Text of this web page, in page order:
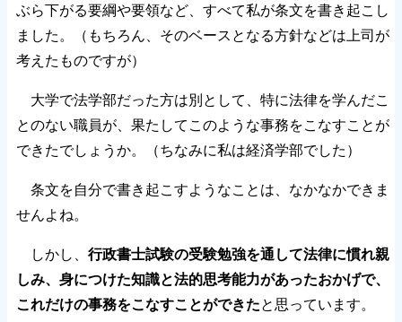
ぶら下がる要綱や要領など、すべて私が条文を書き起こし
ました。（もちろん、そのベースとなる方針などは上司が
考えたものですが）
大学で法学部だった方は別として、特に法律を学んだこ
とのない職員が、果たしてこのような事務をこなすことが
できたでしょうか。（ちなみに私は経済学部でした）
条文を自分で書き起こすようなことは、なかなかできま
せんよね。
しかし、 行政書士試験の受験勉強を通して法律に慣れ親
しみ、身につけた知識と法的思考能力があったおかげで、
これだけの事務をこなすことができたと思っています。